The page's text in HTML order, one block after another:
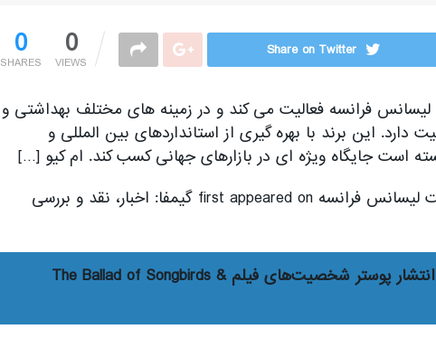
0
SHARES 0
VIEWS
Share on Twitter
فرانسه فعالیت می کند و در زمینه های مختلف بهداشتی و
این برند با بهره گیری از استانداردهای بین المللی و
است جایگاه ویژه ای در بازارهای جهانی کسب کند. ام کیو […]
The post ام کیو، برندی محبوب و تحت لیسانس فرانسه first appeared on گیمفا: اخبار، نقد و بررسی
انتشار پوستر شخصیت‌های فیلم The Ballad of Songbirds &